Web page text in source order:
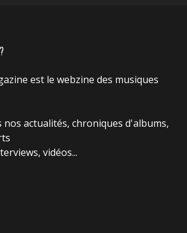
est le webzine des musiques
actualités, chroniques d'albums,
vidéos...